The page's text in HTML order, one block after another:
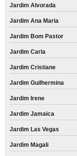
Jardim Alvorada
Jardim Ana Maria
Jardim Bom Pastor
Jardim Carla
Jardim Cristiane
Jardim Guilhermina
Jardim Irene
Jardim Jamaica
Jardim Las Vegas
Jardim Magali